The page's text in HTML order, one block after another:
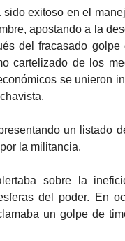
exitoso en el
apostando a la
del fracasado
cartelizado de los
se unieron
un listado
la militancia.
sobre la
del poder. En
un golpe de